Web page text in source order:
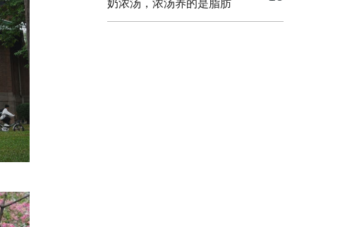
奶浓汤，浓汤养的是脂肪